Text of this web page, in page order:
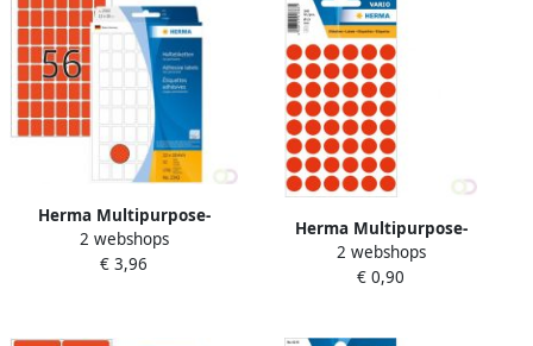
Herma Multipurpose-
etiketten 12 x 18 mm rood
permanent hechtend om
2 webshops
€ 3,96
Herma Multipurpose-
etiketten Ã 13 mm rond
fluor rood permanent
2 webshops
€ 0,90